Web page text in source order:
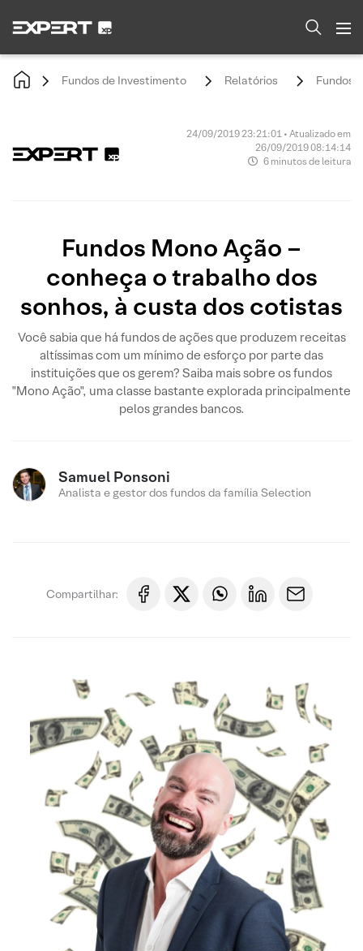
Fundos de Investimento Relatórios Fundos
24/09/2019 23:21:01 • Atualizado em
26/09/2019 08:14:14
6 minutos de leitura
Fundos Mono Ação –
conheça o trabalho dos
sonhos, à custa dos cotistas
Você sabia que há fundos de ações que produzem receitas
altíssimas com um mínimo de esforço por parte das
instituições que os gerem? Saiba mais sobre os fundos
"Mono Ação", uma classe bastante explorada principalmente
pelos grandes bancos.
Samuel Ponsoni
Analista e gestor dos fundos da família Selection
Compartilhar: